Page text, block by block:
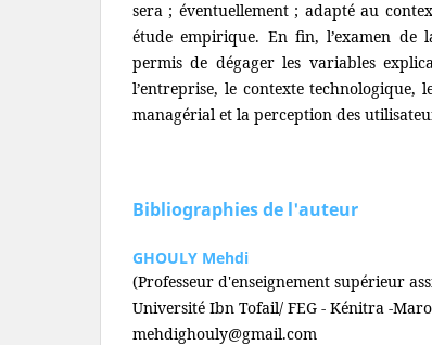
sera ; éventuellement ; adapté au
étude empirique. En fin, l’examen
permis de dégager les variables
l’entreprise, le contexte technologique,
managérial et la perception des
Bibliographies de l'auteur
GHOULY Mehdi
(Professeur d'enseignement supérieur
Université Ibn Tofail/ FEG - Kénitra -
mehdighouly@gmail.com